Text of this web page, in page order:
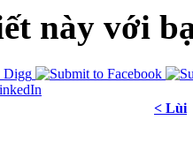
này với
< Lùi